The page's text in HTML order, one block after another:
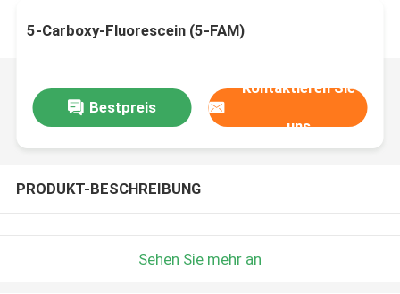
5-Carboxy-Fluorescein (5-FAM)
Bestpreis
Kontaktieren Sie
uns
PRODUKT-BESCHREIBUNG
Sehen Sie mehr an